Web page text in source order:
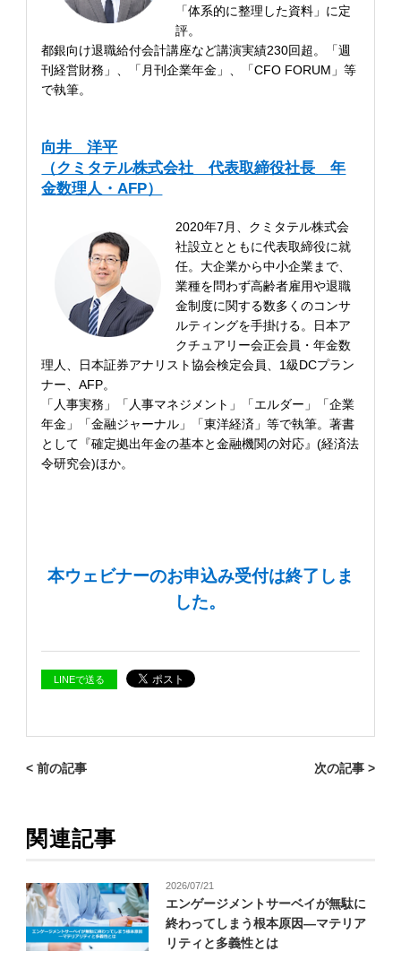
「体系的に整理した資料」に定
評。
都銀向け退職給付会計講座など講演実績230回超。「週
刊経営財務」、「月刊企業年金」、「CFO FORUM」等
で執筆。
向井 洋平
（クミタテル株式会社 代表取締役社長 年
金数理人・AFP）
2020年7月、クミタテル株式会
社設立とともに代表取締役に就
任。大企業から中小企業まで、
業種を問わず高齢者雇用や退職
金制度に関する数多くのコンサ
ルティングを手掛ける。日本ア
クチュアリー会正会員・年金数
理人、日本証券アナリスト協会検定会員、1級DCプラン
ナー、AFP。
「人事実務」「人事マネジメント」「エルダー」「企業
年金」「金融ジャーナル」「東洋経済」等で執筆。著書
として『確定拠出年金の基本と金融機関の対応』(経済法
令研究会)ほか。
本ウェビナーのお申込み受付は終了しま
した。
LINEで送る
< 前の記事 次の記事 >
関連記事
2026/07/21
エンゲージメントサーベイが無駄に
終わってしまう根本原因―マテリア
リティと多義性とは